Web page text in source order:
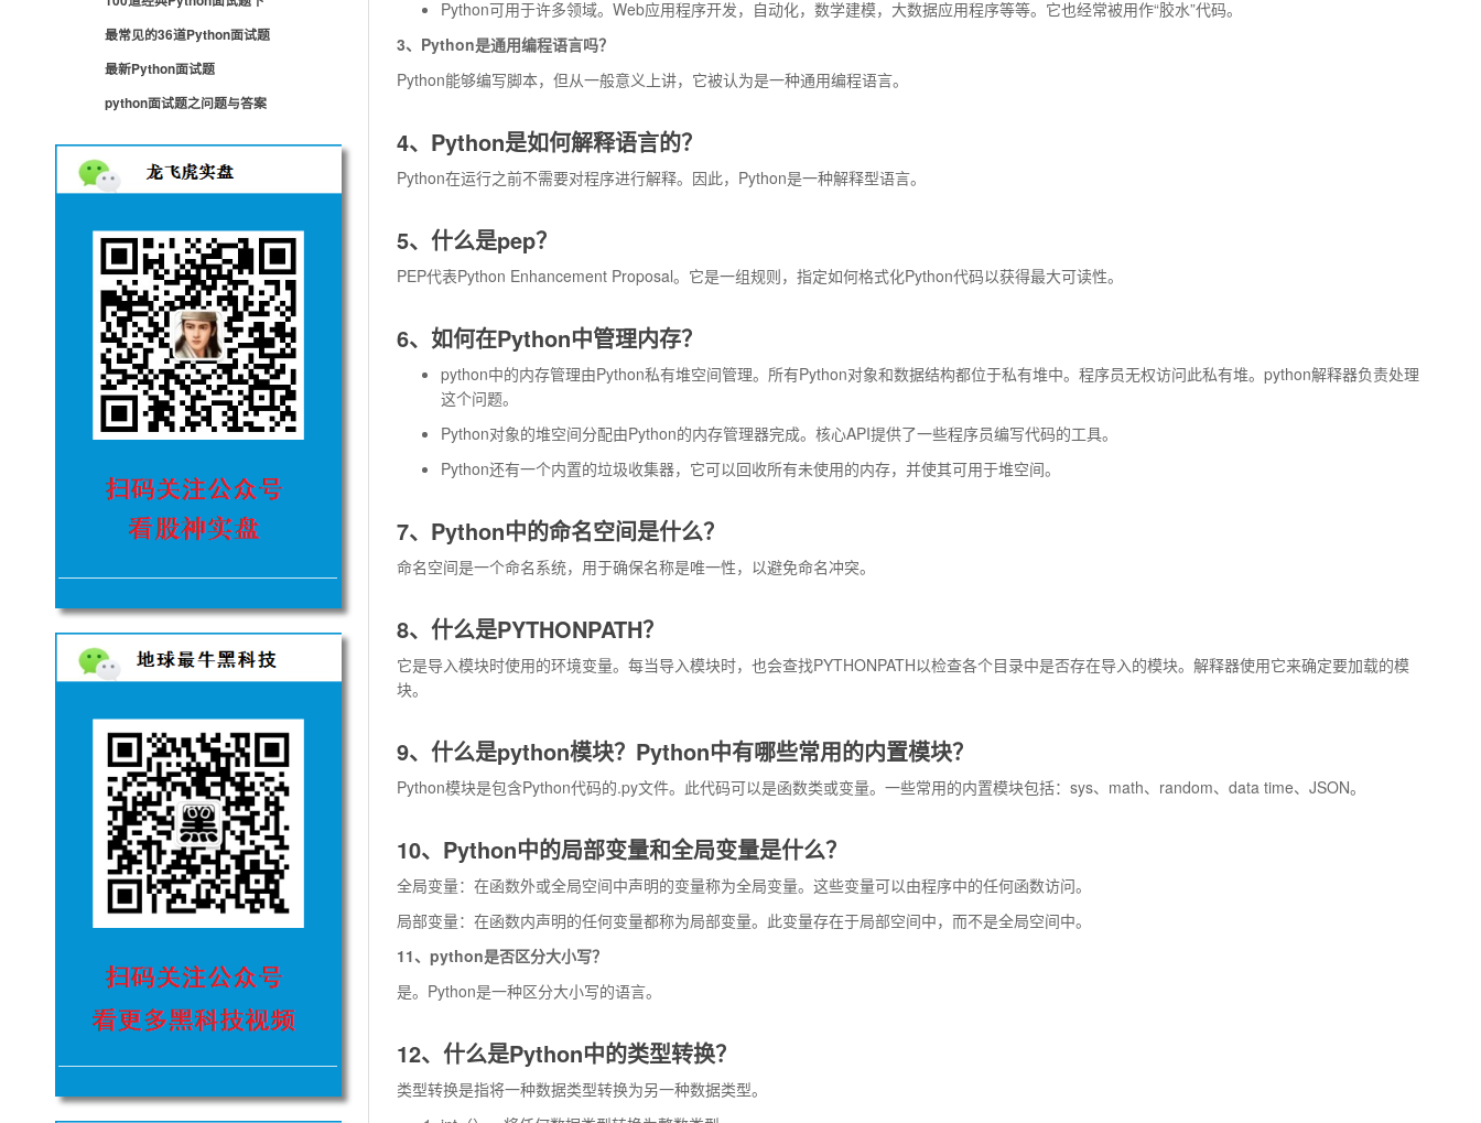
最常见的36道Python面试题
最新Python面试题
python面试题之问题与答案
Python可用于许多领域。Web应用程序开发，自动化，数学建模，大数据应用程序等等。它也经常被用作“胶水”代码。
3、Python是通用编程语言吗？
Python能够编写脚本，但从一般意义上讲，它被认为是一种通用编程语言。
4、Python是如何解释语言的？
Python在运行之前不需要对程序进行解释。因此，Python是一种解释型语言。
5、什么是pep？
PEP代表Python Enhancement Proposal。它是一组规则，指定如何格式化Python代码以获得最大可读性。
6、如何在Python中管理内存？
python中的内存管理由Python私有堆空间管理。所有Python对象和数据结构都位于私有堆中。程序员无权访问此私有堆。python解释器负责处理
这个问题。
Python对象的堆空间分配由Python的内存管理器完成。核心API提供了一些程序员编写代码的工具。
Python还有一个内置的垃圾收集器，它可以回收所有未使用的内存，并使其可用于堆空间。
7、Python中的命名空间是什么？
命名空间是一个命名系统，用于确保名称是唯一性，以避免命名冲突。
8、什么是PYTHONPATH？
它是导入模块时使用的环境变量。每当导入模块时，也会查找PYTHONPATH以检查各个目录中是否存在导入的模块。解释器使用它来确定要加载的模
块。
9、什么是python模块？Python中有哪些常用的内置模块？
Python模块是包含Python代码的.py文件。此代码可以是函数类或变量。一些常用的内置模块包括：sys、math、random、data time、JSON。
10、Python中的局部变量和全局变量是什么？
全局变量：在函数外或全局空间中声明的变量称为全局变量。这些变量可以由程序中的任何函数访问。
局部变量：在函数内声明的任何变量都称为局部变量。此变量存在于局部空间中，而不是全局空间中。
11、python是否区分大小写？
是。Python是一种区分大小写的语言。
12、什么是Python中的类型转换？
类型转换是指将一种数据类型转换为另一种数据类型。